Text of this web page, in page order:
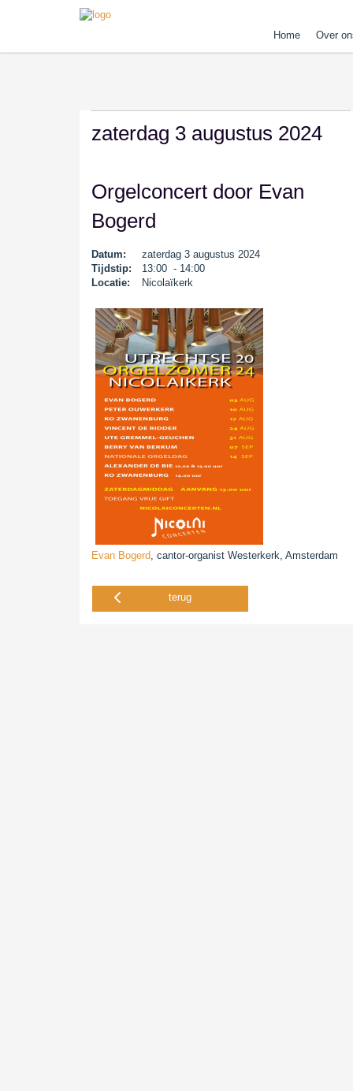
Home Over
zaterdag 3 augustus 2024
Orgelconcert door Evan
Bogerd
Datum:
zaterdag 3 augustus 2024
Tijdstip:
13:00 - 14:00
Locatie:
Nicolaïkerk
Evan Bogerd, cantor-organist Westerkerk, Amsterdam
terug